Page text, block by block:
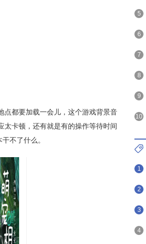
都要加载一会儿，这个游戏背景音
太卡顿，还有就是有的操作等待时间
不了什么。
5
6
7
8
9
10
1
2
3
4